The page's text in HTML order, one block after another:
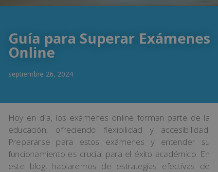
Guía para Superar Exámenes
Online
septiembre 26, 2024
Hoy en día, los exámenes online forman parte de la
educación, ofreciendo flexibilidad y accesibilidad.
Prepararse para estos exámenes y entender su
funcionamiento es crucial para el éxito académico. En
este blog, hablaremos de estrategias efectivas de